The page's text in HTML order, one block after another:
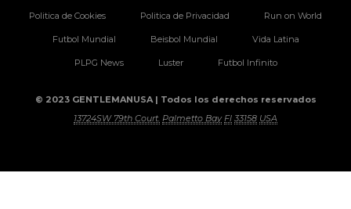
Politica de Cookies Politica de Privacidad Run on World
Futbol Mundial Beisbol Mundial Vida Latina
PLPG News Luster Futbol Infinito
© 2023 GENTLEMANUSA | Todos los derechos reservados
13724SW 79th Court. Palmetto Bay Fl 33158 USA